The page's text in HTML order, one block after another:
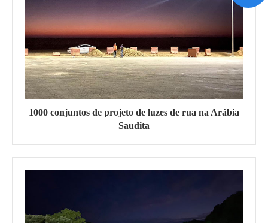
1000 conjuntos de projeto de luzes de rua na Arábia
Saudita